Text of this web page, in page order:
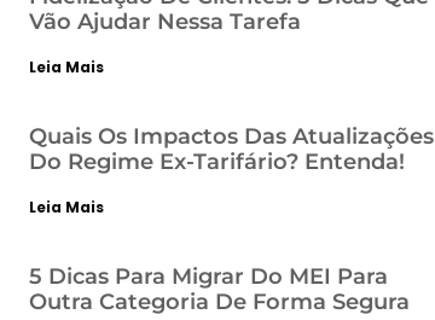
Vão Ajudar Nessa Tarefa
Leia Mais
Quais Os Impactos Das Atualizações
Do Regime Ex-Tarifário? Entenda!
Leia Mais
5 Dicas Para Migrar Do MEI Para
Outra Categoria De Forma Segura